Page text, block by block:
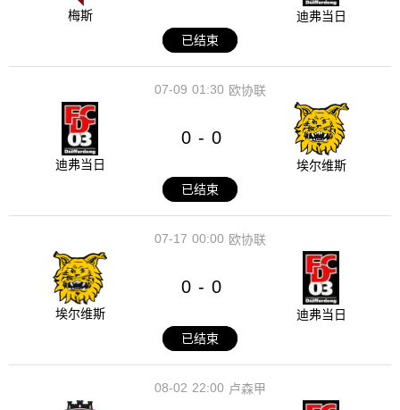
梅斯
迪弗当日
已结束
01:30
07-09 欧协联
迪弗当日
0 - 0
埃尔维斯
已结束
00:00
07-17 欧协联
埃尔维斯
0 - 0
迪弗当日
已结束
22:00
08-02 卢森甲